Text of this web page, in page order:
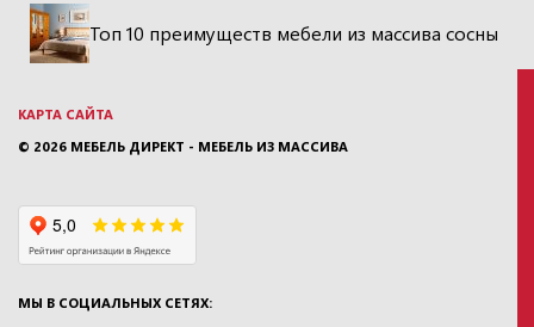
Топ 10 преимуществ мебели из массива сосны
КАРТА САЙТА
© 2026 МЕБЕЛЬ ДИРЕКТ - МЕБЕЛЬ ИЗ МАССИВА
МЫ В СОЦИАЛЬНЫХ СЕТЯХ: